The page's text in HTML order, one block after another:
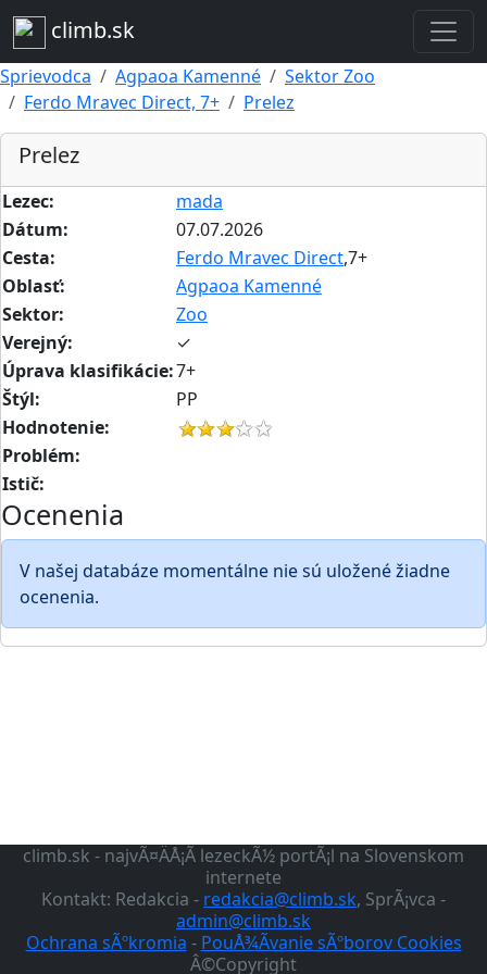
climb.sk
Sprievodca Agpaoa Kamenné
Sektor Zoo
Ferdo Mravec Direct, 7+
Prelez
Prelez
Lezec:
mada
Dátum:
07.07.2026
Cesta:
Ferdo Mravec Direct,7+
Oblasť:
Agpaoa Kamenné
Sektor:
Zoo
Verejný:
✓
Úprava klasifikácie:7+
Štýl:
PP
Hodnotenie:
Problém:
Istič:
Ocenenia
V našej databáze momentálne nie sú uložené žiadne
ocenenia.
climb.sk - najvÃ¤ÄÅ¡Ã­ lezeckÃ½ portÃ¡l na Slovenskom
internete
Kontakt: Redakcia - redakcia@climb.sk, SprÃ¡vca -
admin@climb.sk
Ochrana sÃºkromia - PouÅ¾Ã­vanie sÃºborov Cookies
Â©Copyright